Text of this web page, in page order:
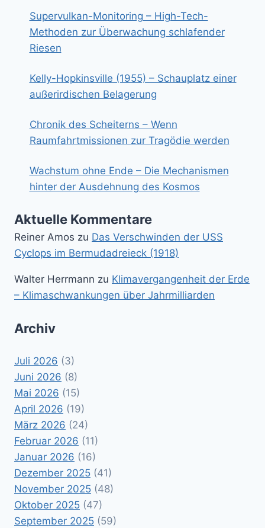
Supervulkan-Monitoring – High-Tech-
Methoden zur Überwachung schlafender
Riesen
Kelly-Hopkinsville (1955) – Schauplatz einer
außerirdischen Belagerung
Chronik des Scheiterns – Wenn
Raumfahrtmissionen zur Tragödie werden
Wachstum ohne Ende – Die Mechanismen
hinter der Ausdehnung des Kosmos
Aktuelle Kommentare
Reiner Amos zu Das Verschwinden der USS
Cyclops im Bermudadreieck (1918)
Walter Herrmann zu Klimavergangenheit der Erde
– Klimaschwankungen über Jahrmilliarden
Archiv
Juli 2026 (3)
Juni 2026 (8)
Mai 2026 (15)
April 2026 (19)
März 2026 (24)
Februar 2026 (11)
Januar 2026 (16)
Dezember 2025 (41)
November 2025 (48)
Oktober 2025 (47)
September 2025 (59)